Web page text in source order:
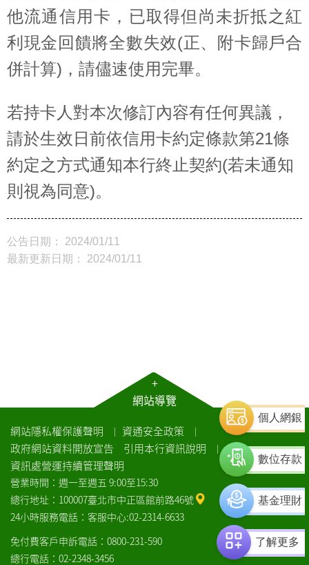
他流通信用卡，已取得但尚未折抵之紅
利現金回饋將全數失效(正、附卡歸戶合
併計算)，請儘速使用完畢。
若持卡人對本次修訂內容有任何異議，
請於生效日前依信用卡約定條款第21條
約定之方式通知本行終止契約(若未通知
則視為同意)。
公告日期： 2024/01/11
最新更新日期： 2024/01/11
+
網站導覽
網站隱私權保護聲明 ｜ 資通安全政策 ｜
政府網站資料開放宣告 引用本行資訊說明 ｜
資訊處營運持續管理聲明
營業時間：週一至週五 9:00至15:30
總行地址：100007臺北市中正區館前路46號
24小時服務電話：客服中心:02-2314-6633
免付費客戶申訴電話：0800-231-590
總行電話：02-2348-3456
個人網銀
數位存款
基金理財
了解更多